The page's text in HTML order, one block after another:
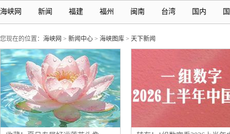
海峡网 新闻 福建 福州 闽南 台湾 国内
您现在的位置： 海峡网 > 新闻中心 > 海峡图库 > 天下新闻